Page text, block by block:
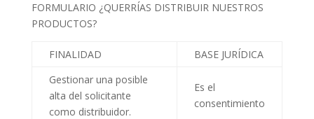
FORMULARIO ¿QUERRÍAS DISTRIBUIR NUESTROS
PRODUCTOS?
FINALIDAD
BASE JURÍDICA
Gestionar una posible
alta del solicitante
como distribuidor.
Es el
consentimiento